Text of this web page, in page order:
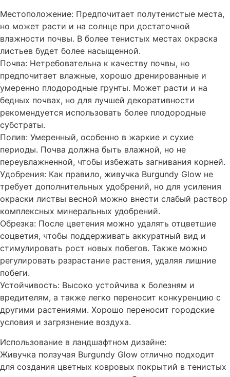
Местоположение: Предпочитает полутенистые места,
но может расти и на солнце при достаточной
влажности почвы. В более тенистых местах окраска
листьев будет более насыщенной.
Почва: Нетребовательна к качеству почвы, но
предпочитает влажные, хорошо дренированные и
умеренно плодородные грунты. Может расти и на
бедных почвах, но для лучшей декоративности
рекомендуется использовать более плодородные
субстраты.
Полив: Умеренный, особенно в жаркие и сухие
периоды. Почва должна быть влажной, но не
переувлажненной, чтобы избежать загнивания корней.
Удобрения: Как правило, живучка Burgundy Glow не
требует дополнительных удобрений, но для усиления
окраски листвы весной можно внести слабый раствор
комплексных минеральных удобрений.
Обрезка: После цветения можно удалять отцветшие
соцветия, чтобы поддерживать аккуратный вид и
стимулировать рост новых побегов. Также можно
регулировать разрастание растения, удаляя лишние
побеги.
Устойчивость: Высоко устойчива к болезням и
вредителям, а также легко переносит конкуренцию с
другими растениями. Хорошо переносит городские
условия и загрязнение воздуха.
Использование в ландшафтном дизайне:
Живучка ползучая Burgundy Glow отлично подходит
для создания цветных ковровых покрытий в тенистых